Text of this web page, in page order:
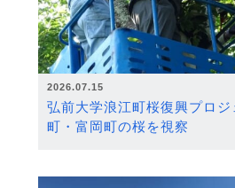
2026.07.15
弘前大学浪江町桜復興プロ
町・富岡町の桜を視察